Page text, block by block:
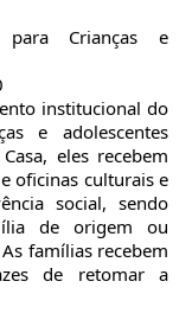
para Crianças e
institucional do
e adolescentes
eles recebem
oficinas culturais e
social, sendo
de origem ou
famílias recebem
de retomar a